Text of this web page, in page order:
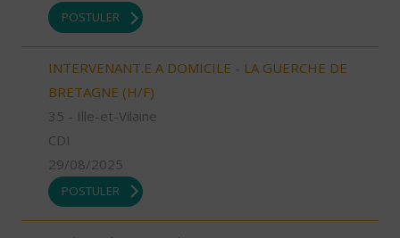
POSTULER
INTERVENANT.E A DOMICILE - LA GUERCHE DE
BRETAGNE (H/F)
35 - Ille-et-Vilaine
CDI
29/08/2025
POSTULER